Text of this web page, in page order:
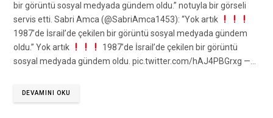
bir görüntü sosyal medyada gündem oldu.” notuyla bir görseli
servis etti. Sabri Amca (@SabriAmca1453): “Yok artık
1987’de İsrail’de çekilen bir görüntü sosyal medyada gündem
oldu.” Yok artık
1987’de İsrail’de çekilen bir görüntü
sosyal medyada gündem oldu. pic.twitter.com/hAJ4PBGrxg —…
DEVAMINI OKU